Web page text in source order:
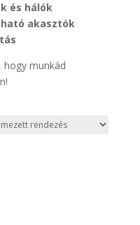
és hálók
akasztók
hogy munkád